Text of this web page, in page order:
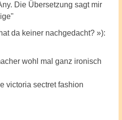
Die Übersetzung sagt mir
da keiner nachgedacht? »):
wohl mal ganz ironisch
victoria sectret fashion